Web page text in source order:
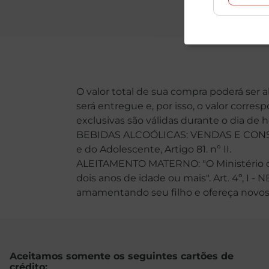
O valor total de sua compra poderá ser
será entregue e, por isso, o valor
exclusivas são válidas durante o dia de
BEBIDAS ALCOÓLICAS: VENDAS E
e do Adolescente, Artigo 81. nº II.
ALEITAMENTO MATERNO: "O
dois anos de idade ou mais". Art. 4º, I -
amamentando seu filho e ofereça novos
Aceitamos somente os seguintes cartões de